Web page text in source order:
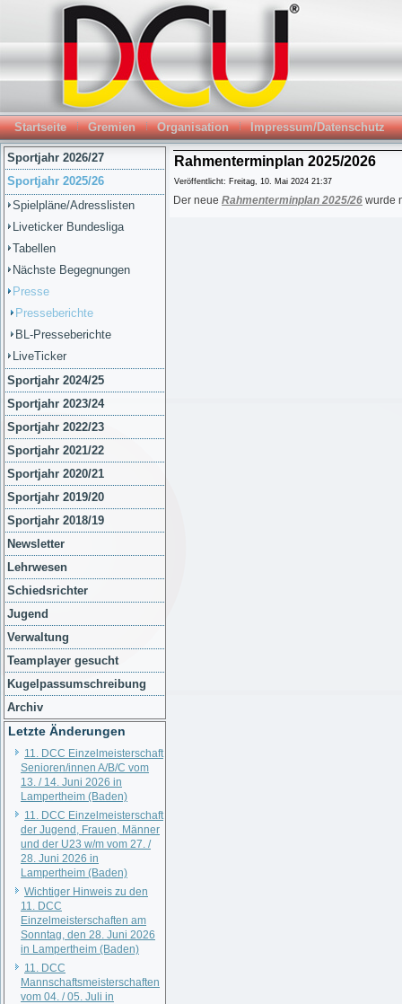
Startseite Gremien Organisation Impressum/Datenschutz
Sportjahr 2026/27
Sportjahr 2025/26
Spielpläne/Adresslisten
Liveticker Bundesliga
Tabellen
Nächste Begegnungen
Presse
Presseberichte
BL-Presseberichte
LiveTicker
Sportjahr 2024/25
Sportjahr 2023/24
Sportjahr 2022/23
Sportjahr 2021/22
Sportjahr 2020/21
Sportjahr 2019/20
Sportjahr 2018/19
Newsletter
Lehrwesen
Schiedsrichter
Jugend
Verwaltung
Teamplayer gesucht
Kugelpassumschreibung
Archiv
Letzte Änderungen
11. DCC Einzelmeisterschaft
Senioren/innen A/B/C vom
13. / 14. Juni 2026 in
Lampertheim (Baden)
11. DCC Einzelmeisterschaft
der Jugend, Frauen, Männer
und der U23 w/m vom 27. /
28. Juni 2026 in
Lampertheim (Baden)
Wichtiger Hinweis zu den
11. DCC
Einzelmeisterschaften am
Sonntag, den 28. Juni 2026
in Lampertheim (Baden)
11. DCC
Mannschaftsmeisterschaften
vom 04. / 05. Juli in
Rahmenterminplan 2025/2026
Veröffentlicht: Freitag, 10. Mai 2024 21:37
Der neue Rahmenterminplan 2025/26 wurde